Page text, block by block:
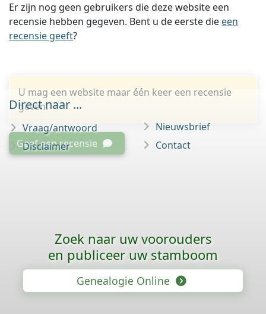
Er zijn nog geen gebruikers die deze website een
recensie hebben gegeven. Bent u de eerste die een
recensie geeft?
U mag een website maar één keer een recensie
geven.
Geef een recensie
Direct naar ...
Vraag/antwoord
Disclaimer
Nieuwsbrief
Contact
Zoek naar uw voorouders
en publiceer uw stamboom
Genealogie Online